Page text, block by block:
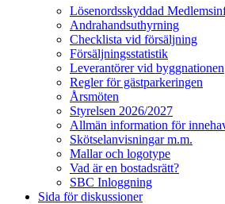
Lösenordsskyddad
Andrahandsuthyrning
Checklista vid försäljning
Försäljningsstatistik
Leverantörer vid byggnationen
Regler för gästparkeringen
Årsmöten
Styrelsen 2026/2027
Allmän information för
Skötselanvisningar m.m.
Mallar och logotype
Vad är en bostadsrätt?
SBC Inloggning
Sida för diskussioner